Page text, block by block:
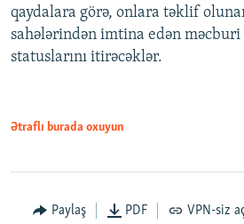
Auto 240p 360p
qaydalara görə, onlara təklif
sahələrindən imtina edən
statuslarını itirəcəklər.
Ətraflı burada oxuyun
Paylaş PDF VPN-siz